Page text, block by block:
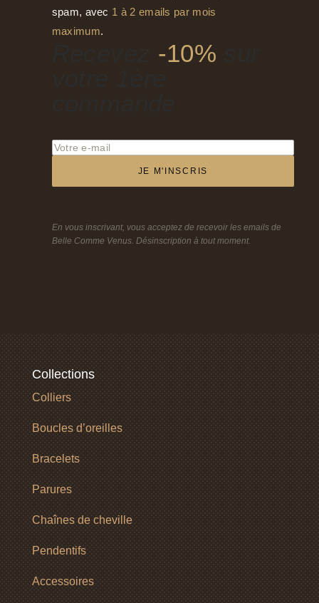
spam, avec 1 à 2 emails par mois
maximum.
-10%
JE M'INSCRIS
En vous inscrivant, vous acceptez de recevoir les emails de
Belle Comme Venus. Désinscription à tout moment.
Collections
Colliers
Boucles d’oreilles
Bracelets
Parures
Chaînes de cheville
Pendentifs
Accessoires